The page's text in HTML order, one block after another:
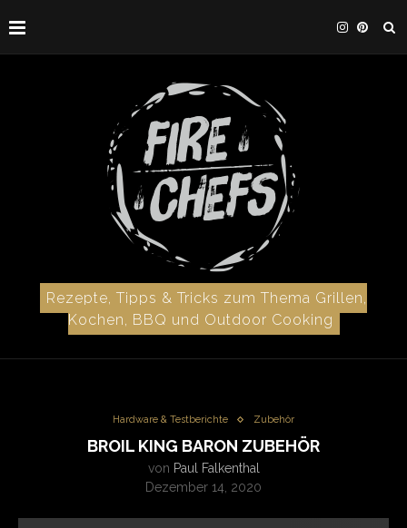
Rezepte, Tipps & Tricks zum Thema Grillen,
Kochen, BBQ und Outdoor Cooking
Hardware & Testberichte Zubehör
BROIL KING BARON ZUBEHÖR
von Paul Falkenthal
Dezember 14, 2020